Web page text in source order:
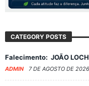
CATEGORY POSTS
Falecimento: JOÃO LOCH
ADMIN 7 DE AGOSTO DE 2026